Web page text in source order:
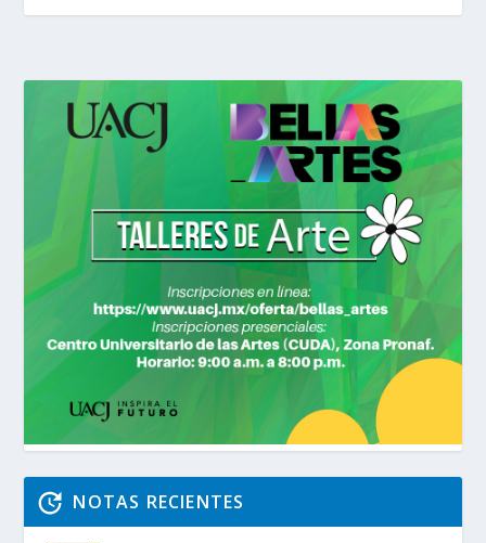
NOTAS RECIENTES